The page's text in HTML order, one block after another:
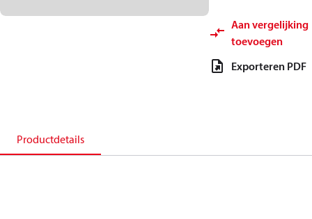
Aan vergelijking
toevoegen
Exporteren PDF
Productdetails